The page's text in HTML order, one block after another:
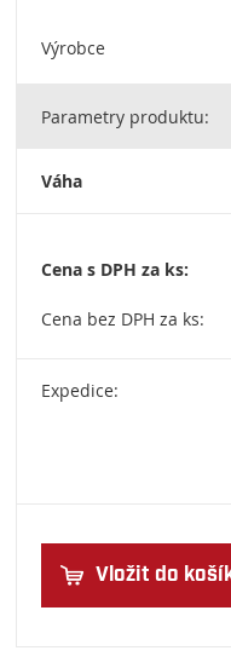
Výrobce
COLOR EXPERT patří do
vyrábí a prodává vysoce
Parametry produktu:
Váha
Cena s DPH za ks:
Cena bez DPH za ks:
Expedice:
Vložit do